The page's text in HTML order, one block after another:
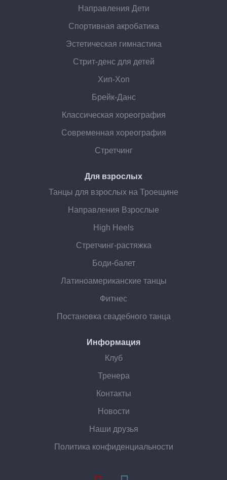
Направления Дети
Спортивная акробатика
Эстетическая гимнастика
Стрит-денс для детей
Хип-Хоп
Брейк-Данс
Классическая хореография
Современная хореография
Стретчинг
Для взрослых
Танцы для взрослых на Троещине
Направления Взрослые
High Heels
Стретчинг-растяжка
Боди-балет
Латиноамериканские танцы
Фитнес
Постановка свадебного танца
Информация
Клуб
Тренера
Контакты
Новости
Наши друзья
Политика конфиденциальности